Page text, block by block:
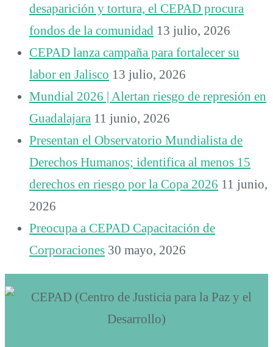
desaparición y tortura, el CEPAD procura
fondos de la comunidad 13 julio, 2026
CEPAD lanza campaña para fortalecer su
labor en Jalisco 13 julio, 2026
Mundial 2026 | Alertan riesgo de represión en
Guadalajara 11 junio, 2026
Presentan el Observatorio Mundialista de
Derechos Humanos; identifica al menos 15
derechos en riesgo por la Copa 2026 11 junio,
2026
Preocupa a CEPAD Capacitación de
Corporaciones 30 mayo, 2026